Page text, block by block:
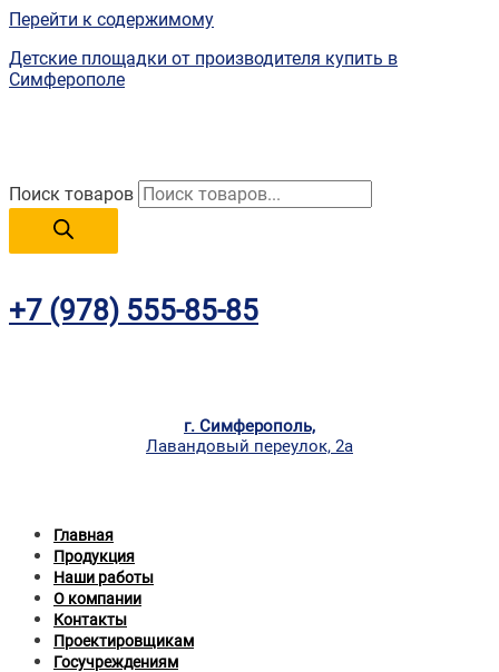
Перейти к содержимому
Детские площадки от производителя купить в
Симферополе
Поиск товаров
+7 (978) 555-85-85
г. Симферополь,
Лавандовый переулок, 2а
Главная
Продукция
Наши работы
О компании
Контакты
Проектировщикам
Госучреждениям